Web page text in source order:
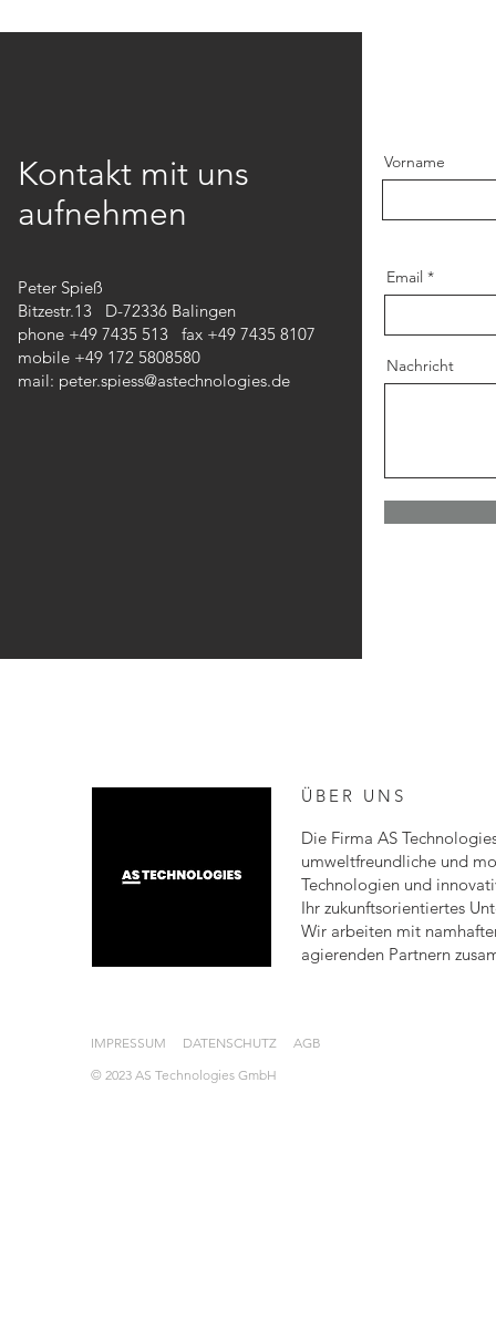
Kontakt mit uns
aufnehmen
Peter Spieß
Bitzestr.13 D-72336 Balingen
phone +49 7435 513 fax +49 7435 8107
mobile +49 172 5808580
mail: peter.spiess@astechnologies.de
Vorname
Email
Nachricht
ÜBER UNS
Die Firma AS
umweltfreundliche und
Technologien und
Ihr zukunftsorientiertes
Wir arbeiten mit
agierenden Partnern
IMPRESSUM DATENSCHUTZ
AGB
© 2023 AS Technologies GmbH